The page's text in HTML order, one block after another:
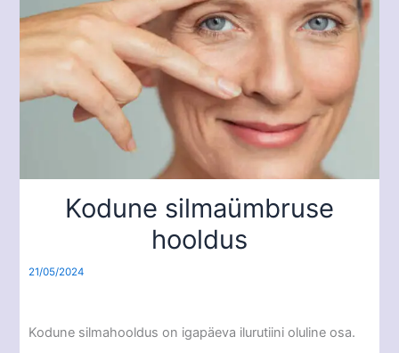
Kodune silmaümbruse
hooldus
21/05/2024
Kodune silmahooldus on igapäeva ilurutiini oluline osa.